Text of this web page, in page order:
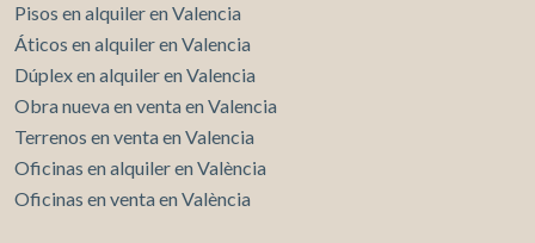
Pisos en alquiler en Valencia
Áticos en alquiler en Valencia
Dúplex en alquiler en Valencia
Obra nueva en venta en Valencia
Terrenos en venta en Valencia
Oficinas en alquiler en València
Oficinas en venta en València